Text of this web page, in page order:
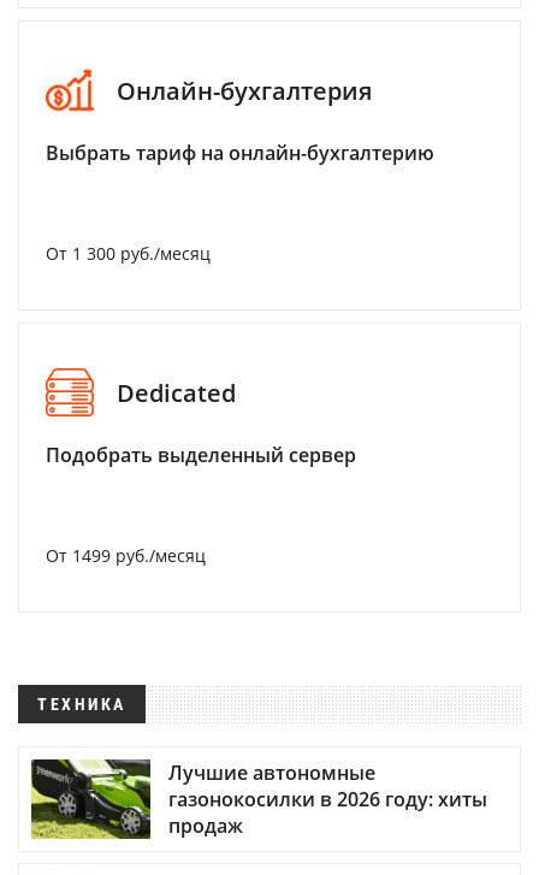
Онлайн-бухгалтерия
Выбрать тариф на онлайн-бухгалтерию
От 1 300 руб./месяц
Dedicated
Подобрать выделенный сервер
От 1499 руб./месяц
ТЕХНИКА
Лучшие автономные
газонокосилки в 2026 году: хиты
продаж